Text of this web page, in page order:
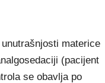
materice
(pacijent
se obavlja po